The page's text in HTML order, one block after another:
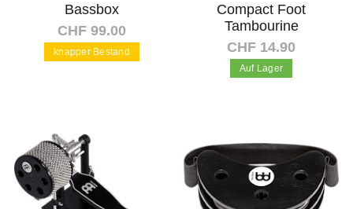
Bassbox
CHF 99.00
knapper Bestand
Compact Foot
Tambourine
CHF 14.90
Auf Lager